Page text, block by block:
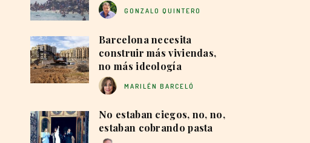
GONZALO QUINTERO
Barcelona necesita
construir más viviendas,
no más ideología
MARILÉN BARCELÓ
No estaban ciegos, no, no,
estaban cobrando pasta